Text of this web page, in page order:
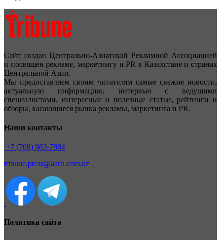
Сайт создан Центрально-Азиатской Рекламной Ассоциацией
и посвящен рекламе, маркетингу и PR в Казахстане и странах
Центральной Азии.
Мы предоставляем своим читателям самые свежие новости,
актуальную информацию, интервью с ведущими
специалистами, интересные и полезные статьи, рейтинги и
обзоры, касающиеся рынка рекламы, маркетинга и PR.
Наши контакты
+7 (708) 983-7884
tribune.press@aaca.com.kz
Политика сайта